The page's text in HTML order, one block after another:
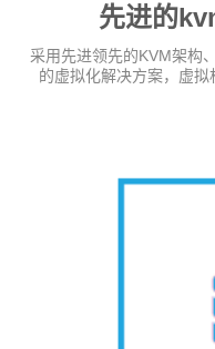
先进的
采用先进领先的KVM架构
的虚拟化解决方案，虚